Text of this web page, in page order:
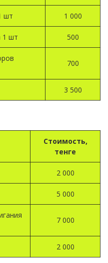
шт 1 000
1 шт 500
700
3 500
Стоимость,
тенге
2 000
5 000
7 000
2 000